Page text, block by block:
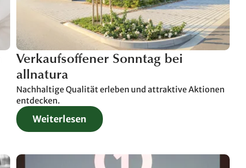
Verkaufsoffener Sonntag bei
allnatura
Nachhaltige Qualität erleben und attraktive Aktionen
entdecken.
Weiterlesen